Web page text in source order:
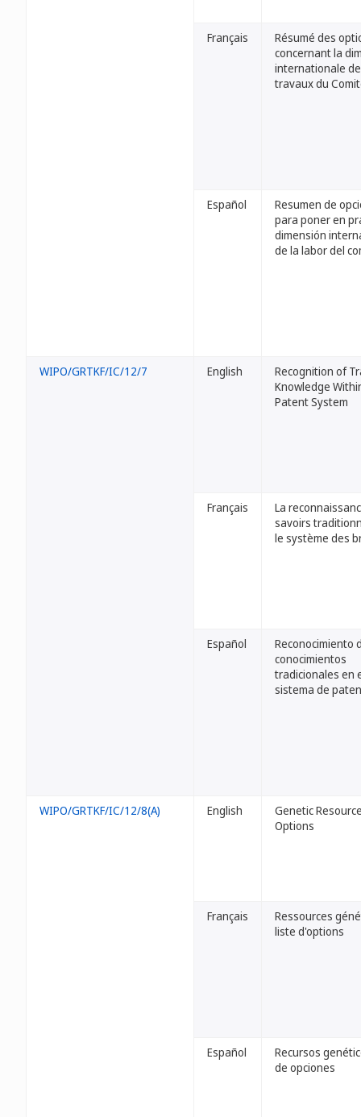
Français
Résumé des
concernant la
internationale
travaux du
Español
Resumen de
para poner en
dimensión
de la labor del
WIPO/GRTKF/IC/12/7 English
Recognition of
Knowledge
Patent System
Français
La
savoirs
le système des
Español
Reconocimiento
conocimientos
tradicionales en
sistema de
WIPO/GRTKF/IC/12/8(A) English
Genetic
Options
Français
Ressources
liste d'options
Español
Recursos
de opciones